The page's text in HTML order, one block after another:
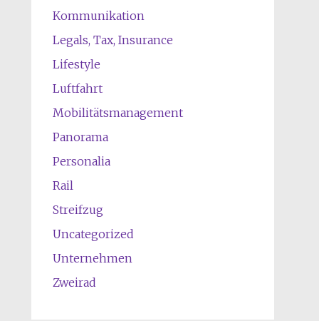
Kommunikation
Legals, Tax, Insurance
Lifestyle
Luftfahrt
Mobilitätsmanagement
Panorama
Personalia
Rail
Streifzug
Uncategorized
Unternehmen
Zweirad